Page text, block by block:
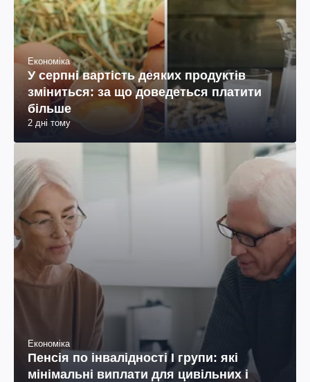
Економіка
У серпні вартість деяких продуктів
зміниться: за що доведеться платити
більше
2 дні тому
Економіка
Пенсія по інвалідності I групи: які
мінімальні виплати для цивільних і